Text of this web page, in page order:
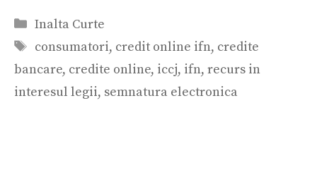
Categorii
Inalta Curte
Etichete
consumatori, credit online ifn, credite
bancare, credite online, iccj, ifn, recurs in
interesul legii, semnatura electronica